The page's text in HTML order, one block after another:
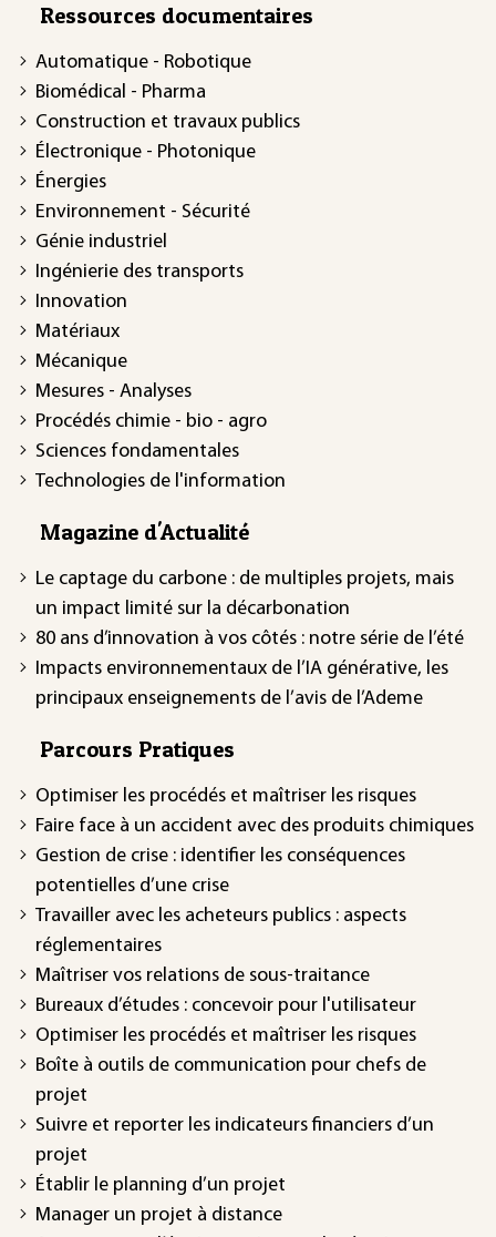
Ressources documentaires
Automatique - Robotique
Biomédical - Pharma
Construction et travaux publics
Électronique - Photonique
Énergies
Environnement - Sécurité
Génie industriel
Ingénierie des transports
Innovation
Matériaux
Mécanique
Mesures - Analyses
Procédés chimie - bio - agro
Sciences fondamentales
Technologies de l'information
Magazine d'Actualité
Le captage du carbone : de multiples projets, mais
un impact limité sur la décarbonation
80 ans d’innovation à vos côtés : notre série de l’été
Impacts environnementaux de l’IA générative, les
principaux enseignements de l’avis de l’Ademe
Parcours Pratiques
Optimiser les procédés et maîtriser les risques
Faire face à un accident avec des produits chimiques
Gestion de crise : identifier les conséquences
potentielles d’une crise
Travailler avec les acheteurs publics : aspects
réglementaires
Maîtriser vos relations de sous-traitance
Bureaux d’études : concevoir pour l'utilisateur
Optimiser les procédés et maîtriser les risques
Boîte à outils de communication pour chefs de
projet
Suivre et reporter les indicateurs financiers d’un
projet
Établir le planning d’un projet
Manager un projet à distance